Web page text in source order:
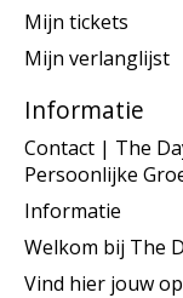
Mijn tickets
Mijn verlanglijst
Informatie
Contact | The
Persoonlijke
Informatie
Welkom bij The
Vind hier jouw